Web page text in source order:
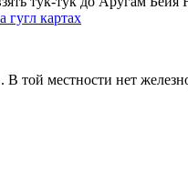
картах
той местности нет